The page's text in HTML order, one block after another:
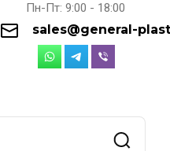
Пн-Пт: 9:00 - 18:00
sales@general-